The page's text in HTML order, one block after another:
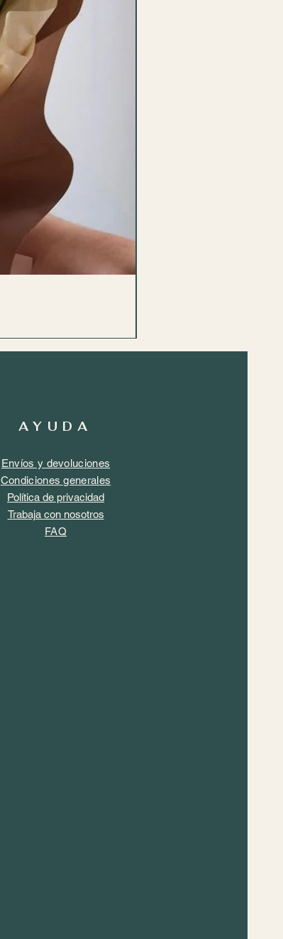
AYUDA
Envíos y devoluciones
Condiciones generales
Política de privacidad
Trabaja con nosotros
FAQ